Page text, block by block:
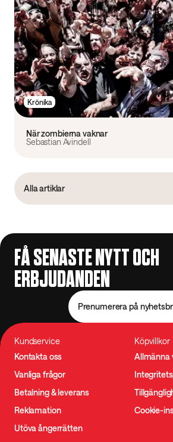
Krönika
När zombierna vaknar
Sebastian Avindell
Alla artiklar
FÅ SENASTE NYTT OCH
ERBJUDANDEN
Prenumerera på
Kundservice
Kontakta oss
Vanliga frågor
Betalning & leverans
Reklamation
Utöva ångerrätten
Köpvillkor
Allmänna
Cookie-